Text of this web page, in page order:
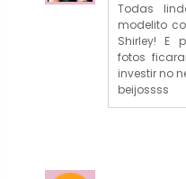
Todas
modelito
Shirley! E
fotos
investir no
beijossss